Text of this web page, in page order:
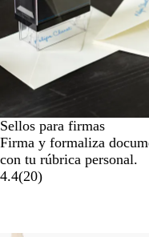
Sellos para firmas
Firma y formaliza
con tu rúbrica personal.
4.4(20)